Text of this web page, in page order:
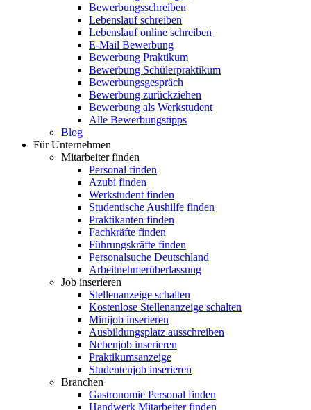
Bewerbungsschreiben
Lebenslauf schreiben
Lebenslauf online schreiben
E-Mail Bewerbung
Bewerbung Praktikum
Bewerbung Schülerpraktikum
Bewerbungsgespräch
Bewerbung zurückziehen
Bewerbung als Werkstudent
Alle Bewerbungstipps
Blog
Für Unternehmen
Mitarbeiter finden
Personal finden
Azubi finden
Werkstudent finden
Studentische Aushilfe finden
Praktikanten finden
Fachkräfte finden
Führungskräfte finden
Personalsuche Deutschland
Arbeitnehmerüberlassung
Job inserieren
Stellenanzeige schalten
Kostenlose Stellenanzeige schalten
Minijob inserieren
Ausbildungsplatz ausschreiben
Nebenjob inserieren
Praktikumsanzeige
Studentenjob inserieren
Branchen
Gastronomie Personal finden
Handwerk Mitarbeiter finden